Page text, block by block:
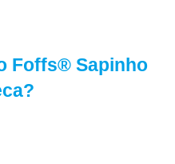
Foffs® Sapinho